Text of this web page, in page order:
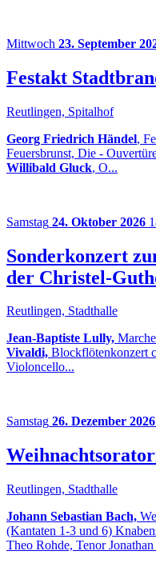
Mittwoch 23. September
Festakt
Reutlingen, Spitalhof
Georg Friedrich Händel,
Feuersbrunst, Die -
Willibald Gluck, O...
Samstag 24. Oktober 2026
Sonderkonzert
der Christel-
Reutlingen, Stadthalle
Jean-Baptiste Lully,
Vivaldi, Blockflötenkonzert
Violoncello...
Samstag 26. Dezember 2026
Reutlingen, Stadthalle
Johann Sebastian Bach,
(Kantaten 1-3 und 6)
Theo Rohde, Tenor Jonathan